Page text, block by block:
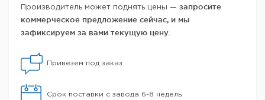
Производитель может поднять цены — запросите
коммерческое предложение сейчас, и мы
зафиксируем за вами текущую цену.
Привезем под заказ
Срок поставки с завода 6-8 недель